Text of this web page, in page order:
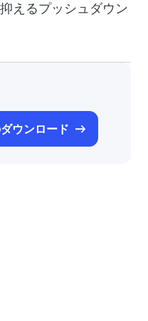
えるプッシュダウン
ウンロード